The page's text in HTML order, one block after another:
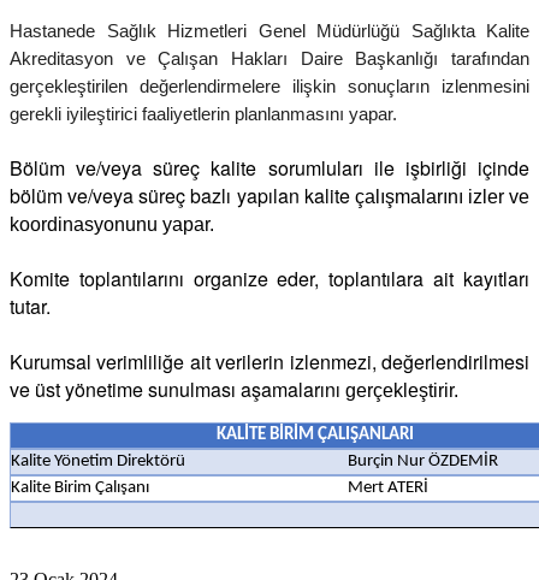
Hastanede Sağlık Hizmetleri Genel Müdürlüğü Sağlıkta Kalite
Akreditasyon ve Çalışan Hakları Daire Başkanlığı tarafından
gerçekleştirilen değerlendirmelere ilişkin sonuçların izlenmesini
gerekli iyileştirici faaliyetlerin planlanmasını yapar.
Bölüm ve/veya süreç kalite sorumluları ile işbirliği içinde
bölüm ve/veya süreç bazlı yapılan kaliteçalışmalarını izler ve
koordinasyonunu yapar.
Komite toplantılarını organize eder, toplantılara ait kayıtları
tutar.
Kurumsal verimliliğe ait verilerin izlenmezi, değerlendirilmesi
ve üst yönetime sunulması aşamalarını gerçekleştirir.
KALİTE BİRİM ÇALIŞANLARI
Kalite Yönetim Direktörü
Burçin Nur ÖZDEMİR
Kalite Birim Çalışanı
Mert ATERİ